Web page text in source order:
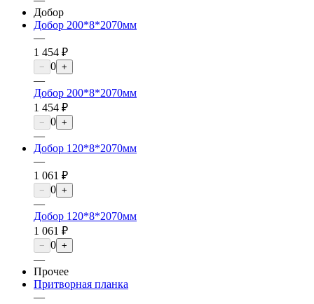
Добор
Добор 200*8*2070мм
—
1 454 ₽
− 0 +
—
Добор 200*8*2070мм
1 454 ₽
− 0 +
—
Добор 120*8*2070мм
—
1 061 ₽
− 0 +
—
Добор 120*8*2070мм
1 061 ₽
− 0 +
—
Прочее
Притворная планка
—